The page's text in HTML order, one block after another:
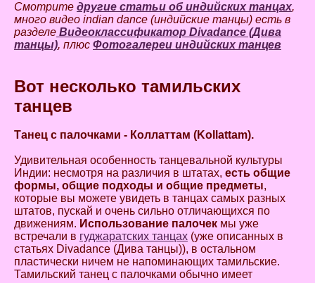
Смотрите другие статьи об индийских танцах,
много видео indian dance (индийские танцы) есть в
разделе Видеоклассификатор Divadance (Дива
танцы), плюс Фотогалереи индийских танцев
Вот несколько тамильских
танцев
Танец с палочками - Коллаттам (Kollattam).
Удивительная особенность танцевальной культуры
Индии: несмотря на различия в штатах, есть общие
формы, общие подходы и общие предметы,
которые вы можете увидеть в танцах самых разных
штатов, пускай и очень сильно отличающихся по
движениям. Использование палочек мы уже
встречали в гуджаратских танцах (уже описанных в
статьях Divadance (Дива танцы)), в остальном
пластически ничем не напоминающих тамильские.
Тамильский танец с палочками обычно имеет